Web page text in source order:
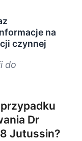
na
czynnej
do
Dr
Jutussin?